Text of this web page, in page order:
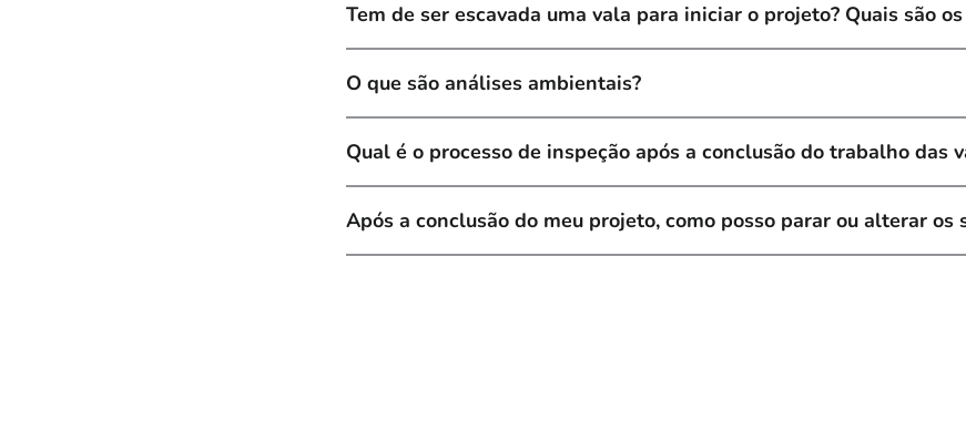
Tem de ser escavada uma vala para iniciar o projeto? Quais são
O que são análises ambientais?
Qual é o processo de inspeção após a conclusão do trabalho das
Após a conclusão do meu projeto, como posso parar ou alterar os